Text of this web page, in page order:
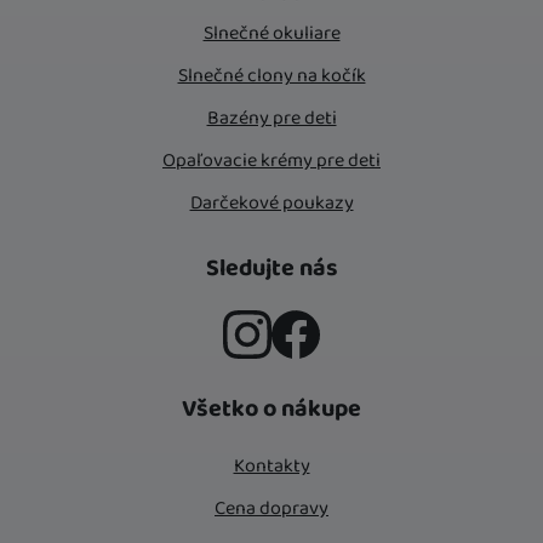
Slnečné okuliare
Slnečné clony na kočík
Bazény pre deti
Opaľovacie krémy pre deti
Darčekové poukazy
Sledujte nás
Všetko o nákupe
Kontakty
Cena dopravy